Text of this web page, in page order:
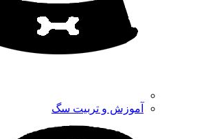
آموزش و تربیت سگ